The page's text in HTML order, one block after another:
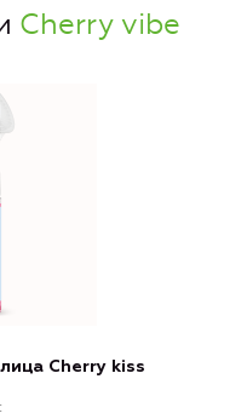
Cherry vibe
Cherry kiss